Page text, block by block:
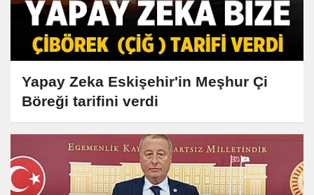
Yapay Zeka Eskişehir'in Meşhur Çi
Böreği tarifini verdi